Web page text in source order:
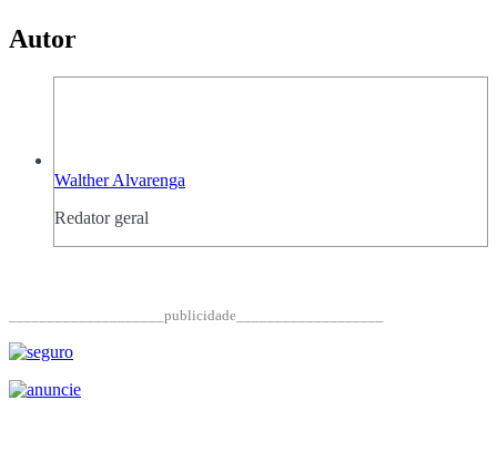
Autor
Walther Alvarenga
Redator geral
____________________publicidade___________________